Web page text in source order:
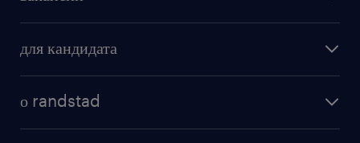
бонусы для работников
для кандидата
о randstad